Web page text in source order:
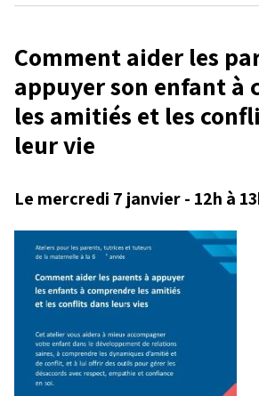
Niveau
Tous
Élémentaire
Secondaire
RECHERCHER
Comment aider les
appuyer son enfant à
les amitiés et les
leur vie
Le mercredi 7 janvier - 12h à